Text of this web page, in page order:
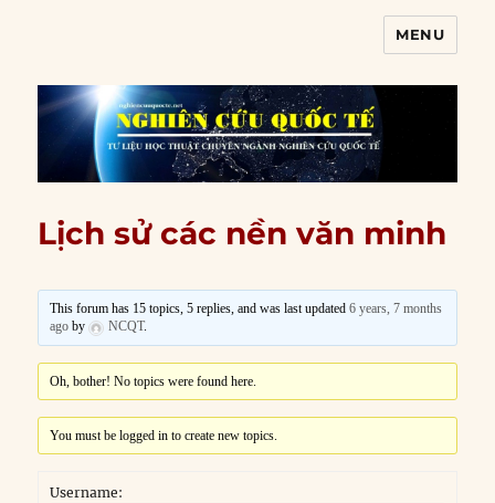
MENU
Lịch sử các nền văn minh
This forum has 15 topics, 5 replies, and was last updated 6 years, 7 months
agoby NCQT.
Oh, bother! No topics were found here.
You must be logged in to create new topics.
Username: